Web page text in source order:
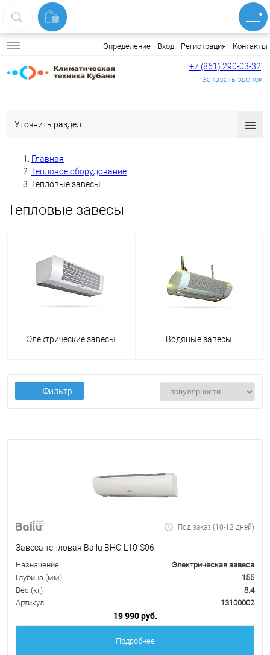
Определение Вход Регистрация Контакты
+7 (861) 290-03-32
Заказать звонок
Уточнить раздел
Главная
Тепловое оборудование
Тепловые завесы
Тепловые завесы
Электрические завесы Водяные завесы
Фильтр
Под заказ (10-12 дней)
Завеса тепловая Ballu BHC-L10-S06
Назначение
Электрическая завеса
Глубина (мм)
155
Вес (кг)
8.4
Артикул
13100002
19 990 руб.
Подробнее